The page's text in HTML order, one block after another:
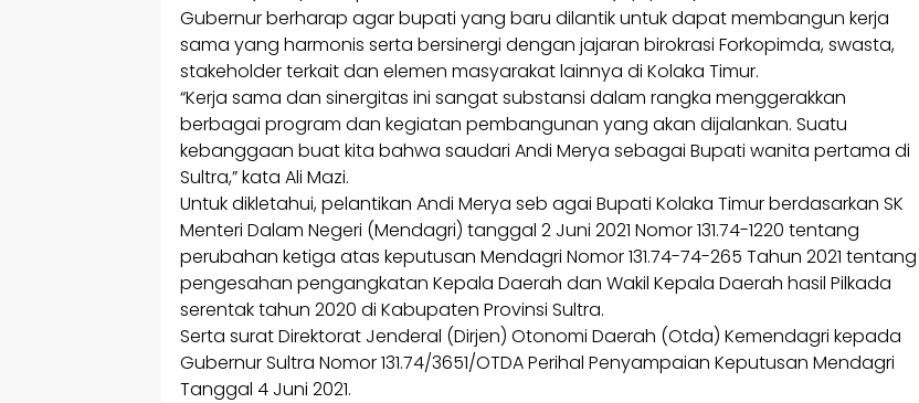
Gubernur berharap agar bupati yang baru dilantik untuk dapat membangun kerja
sama yang harmonis serta bersinergi dengan jajaran birokrasi Forkopimda, swasta,
stakeholder terkait dan elemen masyarakat lainnya di Kolaka Timur.
“Kerja sama dan sinergitas ini sangat substansi dalam rangka menggerakkan
berbagai program dan kegiatan pembangunan yang akan dijalankan. Suatu
kebanggaan buat kita bahwa saudari Andi Merya sebagai Bupati wanita pertama di
Sultra,” kata Ali Mazi.
Untuk dikletahui, pelantikan Andi Merya seb agai Bupati Kolaka Timur berdasarkan SK
Menteri Dalam Negeri (Mendagri) tanggal 2 Juni 2021 Nomor 131.74-1220 tentang
perubahan ketiga atas keputusan Mendagri Nomor 131.74-74-265 Tahun 2021 tentang
pengesahan pengangkatan Kepala Daerah dan Wakil Kepala Daerah hasil Pilkada
serentak tahun 2020 di Kabupaten Provinsi Sultra.
Serta surat Direktorat Jenderal (Dirjen) Otonomi Daerah (Otda) Kemendagri kepada
Gubernur Sultra Nomor 131.74/3651/OTDA Perihal Penyampaian Keputusan Mendagri
Tanggal 4 Juni 2021.